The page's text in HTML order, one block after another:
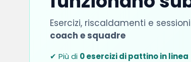
Esercizi, riscaldamenti e
coach e squadre
✔ Più di 0 esercizi di pattino in linea